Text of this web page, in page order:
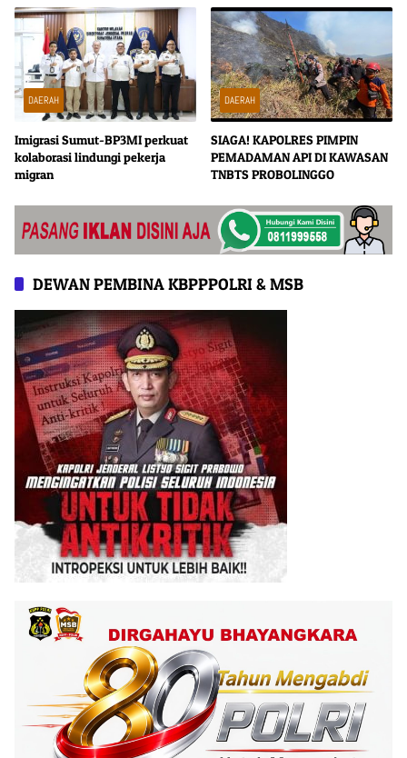
DAERAH
Imigrasi Sumut-BP3MI perkuat
kolaborasi lindungi pekerja
migran
DAERAH
SIAGA! KAPOLRES PIMPIN
PEMADAMAN API DI KAWASAN
TNBTS PROBOLINGGO
DEWAN PEMBINA KBPPPOLRI & MSB